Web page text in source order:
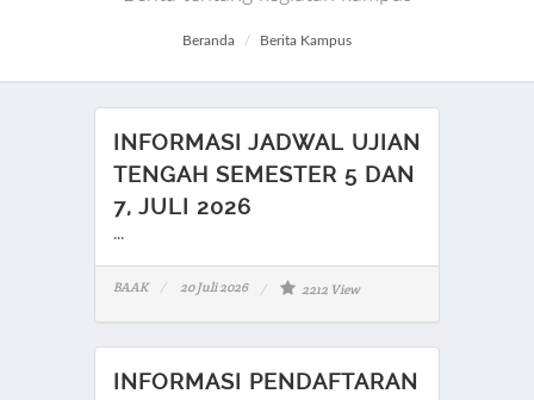
Beranda Berita Kampus
INFORMASI JADWAL UJIAN
TENGAH SEMESTER 5 DAN
7, JULI 2026
...
BAAK 20 Juli 2026 2212 View
INFORMASI PENDAFTARAN